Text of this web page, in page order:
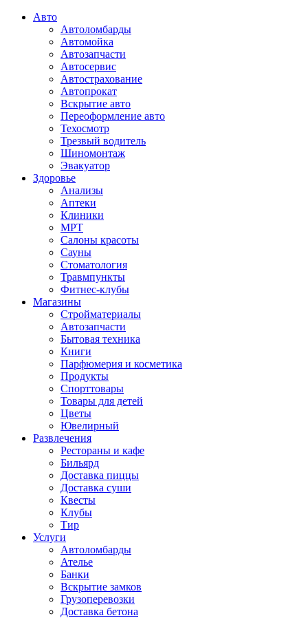
Авто
Автоломбарды
Автомойка
Автозапчасти
Автосервис
Автострахование
Автопрокат
Вскрытие авто
Переоформление авто
Техосмотр
Трезвый водитель
Шиномонтаж
Эвакуатор
Здоровье
Анализы
Аптеки
Клиники
МРТ
Салоны красоты
Сауны
Стоматология
Травмпункты
Фитнес-клубы
Магазины
Стройматериалы
Автозапчасти
Бытовая техника
Книги
Парфюмерия и косметика
Продукты
Спорттовары
Товары для детей
Цветы
Ювелирный
Развлечения
Рестораны и кафе
Бильярд
Доставка пиццы
Доставка суши
Квесты
Клубы
Тир
Услуги
Автоломбарды
Ателье
Банки
Вскрытие замков
Грузоперевозки
Доставка бетона